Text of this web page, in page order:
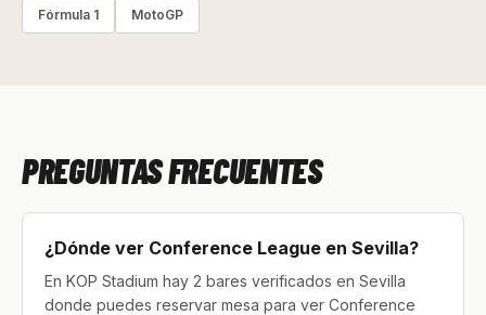
Fórmula 1 MotoGP
PREGUNTAS FRECUENTES
¿Dónde ver Conference League en Sevilla?
En KOP Stadium hay 2 bares verificados en Sevilla
donde puedes reservar mesa para ver Conference